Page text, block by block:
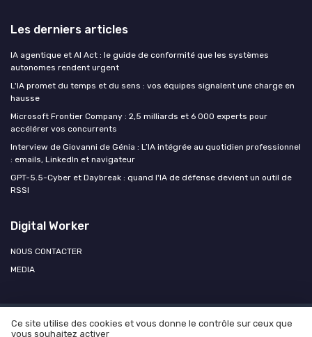
Les derniers articles
IA agentique et AI Act : le guide de conformité que les systèmes
autonomes rendent urgent
L'IA promet du temps et du sens : vos équipes signalent une charge en
hausse
Microsoft Frontier Company : 2,5 milliards et 6 000 experts pour
accélérer vos concurrents
Interview de Giovanni de Génia : L’IA intégrée au quotidien professionnel
: emails, LinkedIn et navigateur
GPT-5.5-Cyber et Daybreak : quand l'IA de défense devient un outil de
RSSI
Digital Worker
NOUS CONTACTER
MEDIA
Mentions légales Politique de confidentialité
Agence OPEN
Ce site utilise des cookies et vous donne le contrôle sur ceux que
vous souhaitez activer